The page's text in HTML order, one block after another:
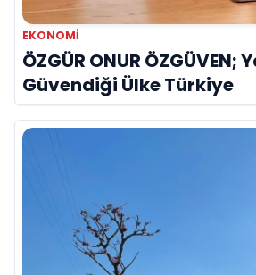
EKONOMI
ÖZGÜR ONUR ÖZGÜVEN;
Güvendiği Ülke Türkiye